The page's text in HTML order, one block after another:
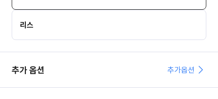
리스
추가 옵션 추가옵션